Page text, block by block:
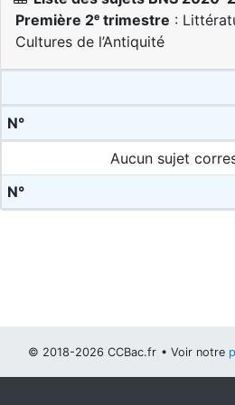
Première 2ᵉ trimestre :
Cultures de l’Antiquité
N°
N°
Aucun sujet
© 2018-2026 CCBac.fr • Voir notre